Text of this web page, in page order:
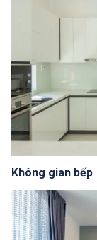
Không gian bếp